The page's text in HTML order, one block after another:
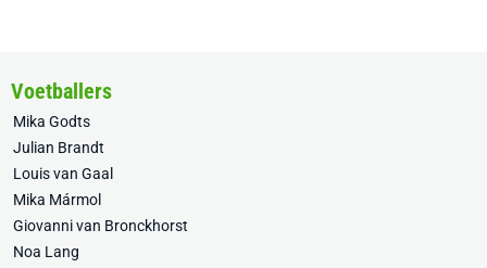
Voetballers
Mika Godts
Julian Brandt
Louis van Gaal
Mika Mármol
Giovanni van Bronckhorst
Noa Lang